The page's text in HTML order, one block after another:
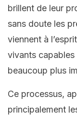
brillent de leur
sans doute les
viennent à
vivants capables
beaucoup plus
Ce processus,
principalement